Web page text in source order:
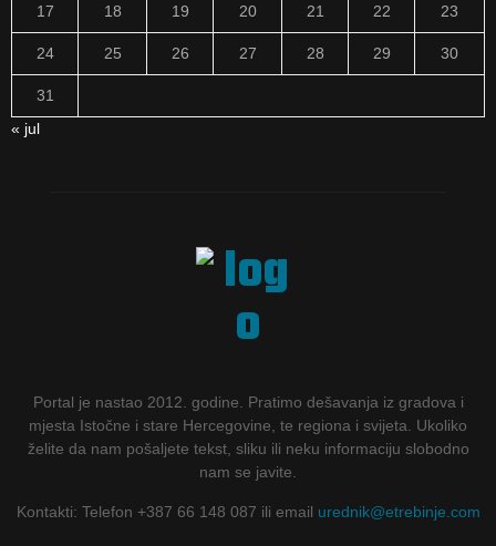
17 18 19 20 21 22 23
24 25 26 27 28 29 30
31
« jul
Portal je nastao 2012. godine. Pratimo dešavanja iz gradova i
mjesta Istočne i stare Hercegovine, te regiona i svijeta. Ukoliko
želite da nam pošaljete tekst, sliku ili neku informaciju slobodno
nam se javite.
Kontakti: Telefon +387 66 148 087 ili email urednik@etrebinje.com